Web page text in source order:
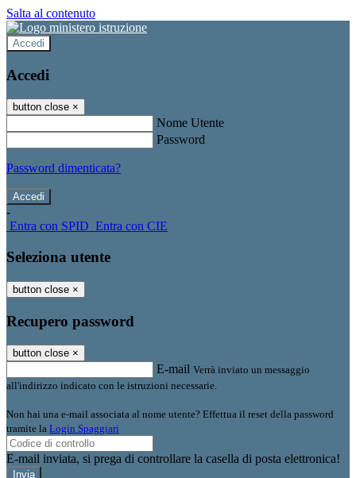
Salta al contenuto
Accedi
Accedi
button close ×
Nome Utente
Password
Password dimenticata?
-
Entra con SPID Entra con CIE
Seleziona utente
button close ×
Recupero password
button close ×
E-mail Verrà inviato un messaggio
all'indirizzo indicato con le istruzioni necessarie.
Non hai una e-mail associata al nome utente? Effettua il reset della password
tramite la Login Spaggiari
E-mail inviata, si prega di controllare la casella di posta elettronica!